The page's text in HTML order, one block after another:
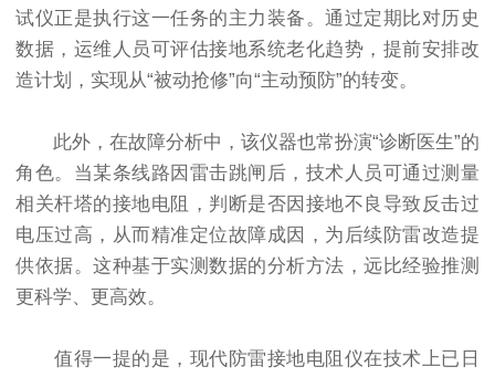
试仪正是执行这一任务的主力装备。通过定期比对历史
数据，运维人员可评估接地系统老化趋势，提前安排改
造计划，实现从“被动抢修”向“主动预防”的转变。
此外，在故障分析中，该仪器也常扮演“诊断医生”的
角色。当某条线路因雷击跳闸后，技术人员可通过测量
相关杆塔的接地电阻，判断是否因接地不良导致反击过
电压过高，从而精准定位故障成因，为后续防雷改造提
供依据。这种基于实测数据的分析方法，远比经验推测
更科学、更高效。
值得一提的是，现代防雷接地电阻仪在技术上已日